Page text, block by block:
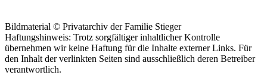
Bildmaterial © Privatarchiv der Familie Stieger
Haftungshinweis: Trotz sorgfältiger inhaltlicher Kontrolle
übernehmen wir keine Haftung für die Inhalte externer Links. Für
den Inhalt der verlinkten Seiten sind ausschließlich deren Betreiber
verantwortlich.